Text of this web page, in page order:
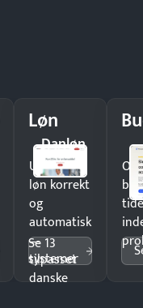
Løn
Danløn
Udbetal
løn korrekt
og
automatisk
—
tilpasset
danske
Se 13
systemer